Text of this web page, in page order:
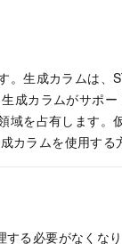
生成カラムは、
成カラムがサポ
を占有します。
ラムを使用する
る必要がなくなり